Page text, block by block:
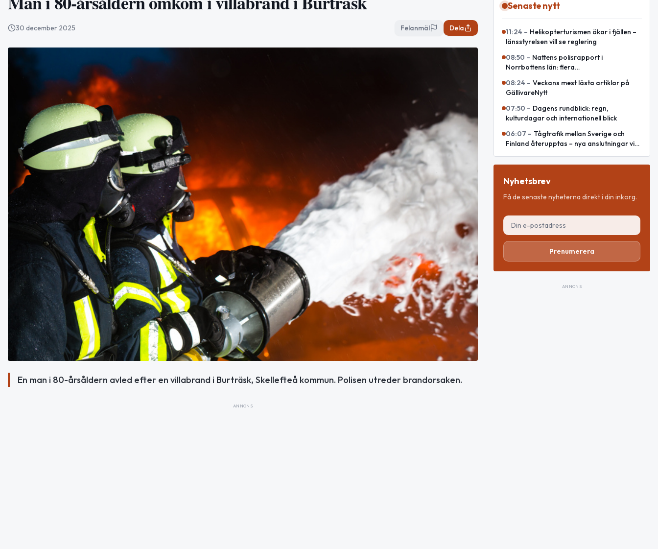
30 december 2025 Felanmäl Dela
En man i 80-årsåldern avled efter en villabrand i Burträsk, Skellefteå kommun. Polisen utreder brandorsaken.
ANNONS
Senaste nytt
11:24 – Helikopterturismen ökar i fjällen –
länsstyrelsen vill se reglering
08:50 – Nattens polisrapport i
Norrbottens län: flera
08:24 – Veckans mest lästa artiklar på
GällivareNytt
07:50 – Dagens rundblick: regn,
kulturdagar och internationell blick
06:07 – Tågtrafik mellan Sverige och
Finland återupptas – nya anslutningar via
Nyhetsbrev
Få de senaste nyheterna direkt i din inkorg.
Prenumerera
ANNONS